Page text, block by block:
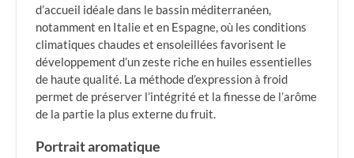
d’accueil idéale dans le bassin méditerranéen,
notamment en Italie et en Espagne, où les conditions
climatiques chaudes et ensoleillées favorisent le
développement d’un zeste riche en huiles essentielles
de haute qualité. La méthode d’expression à froid
permet de préserver l’intégrité et la finesse de l’arôme
de la partie la plus externe du fruit.
Portrait aromatique